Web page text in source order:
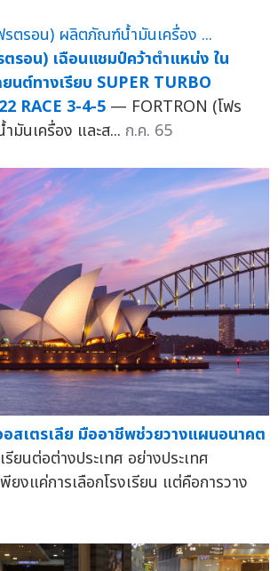
ตรอน) เฉือนแชมป์คว้าตำแหน่ง ใน
นต์ทางเรียบ SUPER TURBO
RACE 3-4-5 — FORTRON (โฟร
นเครื่อง และส... ก.ค. 65
อสเตรเลีย มืออาชีพช่วยวางแผนอนาคต
ยนต่อต่างประเทศ อย่างประเทศ
พียงแค่การเลือกโรงเรียน แต่คือการวาง